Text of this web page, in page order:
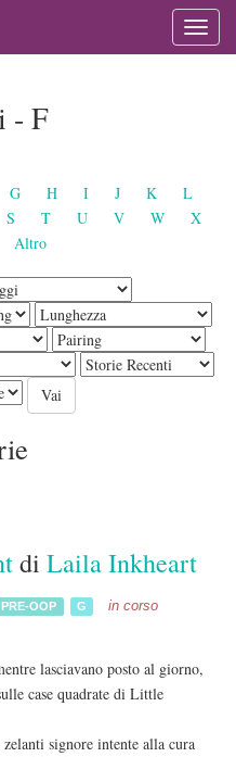
- F
G H I J K
L
S T U V W
X
Altro
di Laila Inkheart
PRE-OOP G in corso
lasciavano posto al giorno,
case quadrate di Little
signore intente alla cura